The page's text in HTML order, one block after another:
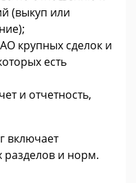
(выкуп или
крупных сделок и
есть
и отчетность,
включает
разделов и норм.